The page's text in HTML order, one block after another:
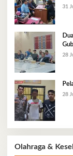
31
28
28
Olahraga &